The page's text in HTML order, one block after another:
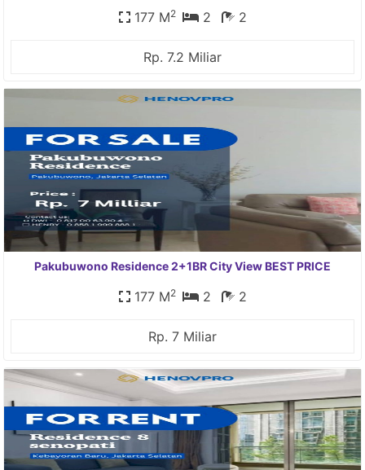
177 M2 2 2
Rp. 7.2 Miliar
Pakubuwono Residence 2+1BR City View BEST PRICE
177 M2 2 2
Rp. 7 Miliar